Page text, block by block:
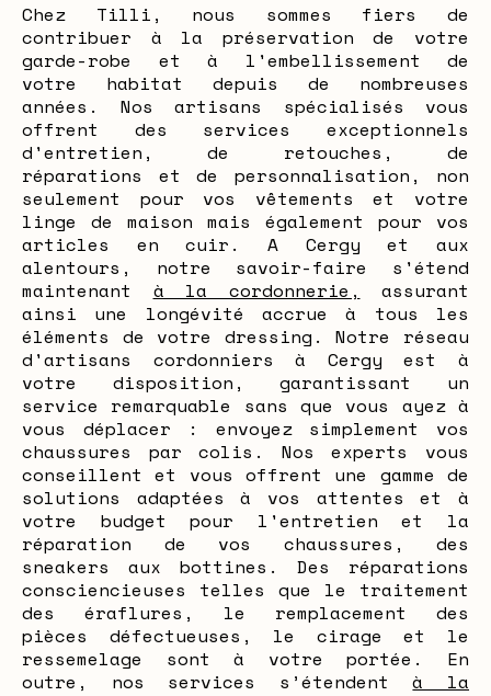
Chez Tilli, nous sommes fiers de
contribuer à la préservation de votre
garde-robe et à l'embellissement de
votre habitat depuis de nombreuses
années. Nos artisans spécialisés vous
offrent des services exceptionnels
d'entretien, de retouches, de
réparations et de personnalisation, non
seulement pour vos vêtements et votre
linge de maison mais également pour vos
articles en cuir. A Cergy et aux
alentours, notre savoir-faire s'étend
maintenant à la cordonnerie,
assurant
ainsi une longévité accrue à tous les
éléments de votre dressing. Notre réseau
d'artisans cordonniers à Cergy est à
votre disposition, garantissant un
service remarquable sans que vous ayez à
vous déplacer : envoyez simplement vos
chaussures par colis. Nos experts vous
conseillent et vous offrent une gamme de
solutions adaptées à vos attentes et à
votre budget pour l'entretien et la
réparation de vos chaussures, des
sneakers aux bottines. Des réparations
consciencieuses telles que le traitement
des éraflures, le remplacement des
pièces défectueuses, le cirage et le
ressemelage sont à votre portée. En
outre, nos services s’étendentà la